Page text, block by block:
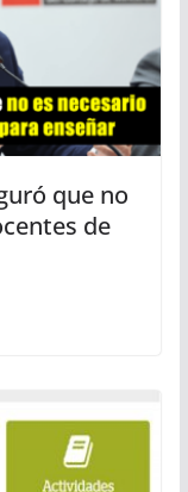
que no
de